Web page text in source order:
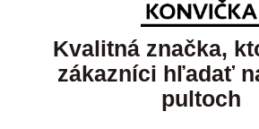
Kvalitná značka,
zákazníci hľadať
pultoch